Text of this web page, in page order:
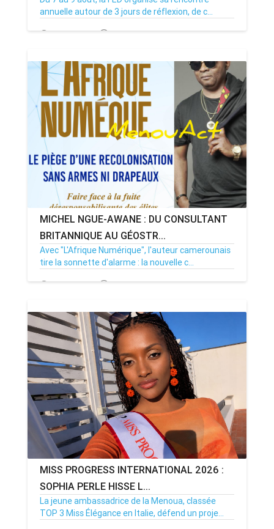
annuelle autour de 3 jours de réflexion, de c...
06/08/26 Par MenouActu 0
MICHEL NGUE-AWANE : DU CONSULTANT
BRITANNIQUE AU GÉOSTR...
Avec "L'Afrique Numérique", l'auteur camerounais
tire la sonnette d'alarme : la nouvelle c...
27/07/26 Par MenouActu 0
MISS PROGRESS INTERNATIONAL 2026 :
SOPHIA PERLE HISSE L...
La jeune ambassadrice de la Menoua, classée
TOP 3 Miss Élégance en Italie, défend un proje...